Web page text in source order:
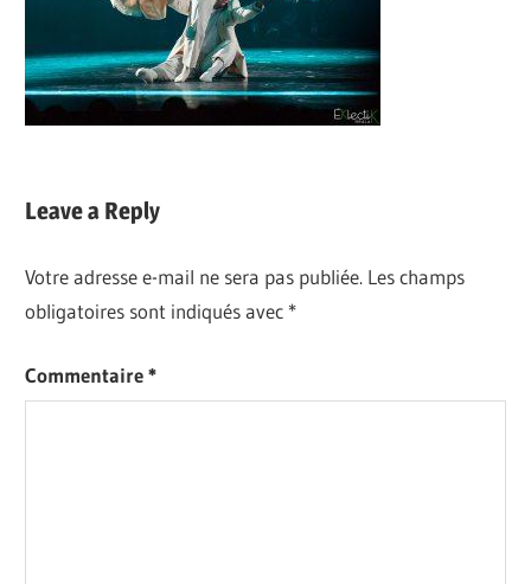
Leave a Reply
Votre adresse e-mail ne sera pas publiée. Les champs
obligatoires sont indiqués avec *
Commentaire*